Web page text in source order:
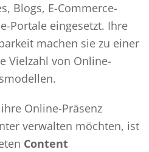
Blogs, E-Commerce-
Portale eingesetzt. Ihre
machen sie zu einer
Vielzahl von Online-
Online-Präsenz
verwalten möchten, ist
Content